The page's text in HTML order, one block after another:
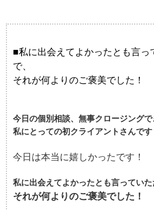
■私に出会えてよかったとも言っ
で、
それが何よりのご褒美でした！
今日の個別相談、無事クロージングで
私にとっての初クライアントさんです
今日は本当に嬉しかったです！
私に出会えてよかったとも言っていた
それが何よりのご褒美でした！